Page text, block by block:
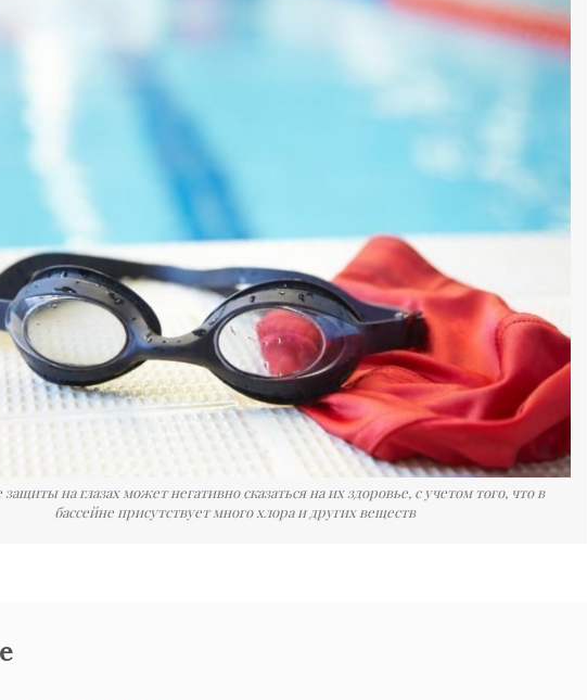
на глазах может негативно сказаться на их здоровье, с учетом того, что в
бассейне присутствует много хлора и других веществ